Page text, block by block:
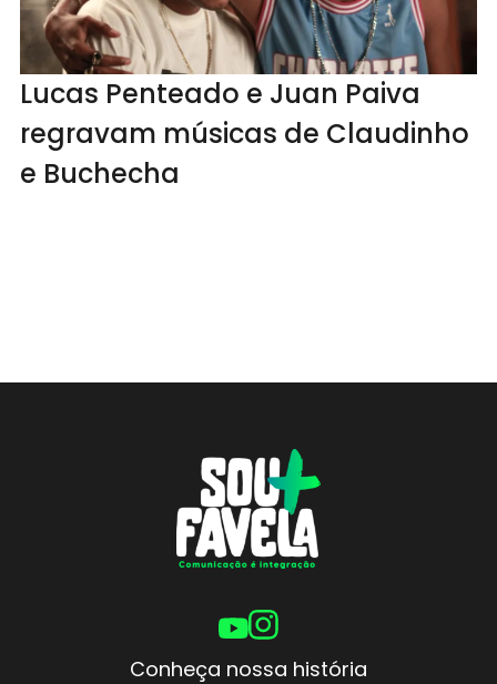
Lucas Penteado e Juan Paiva
regravam músicas de Claudinho
e Buchecha
Conheça nossa história